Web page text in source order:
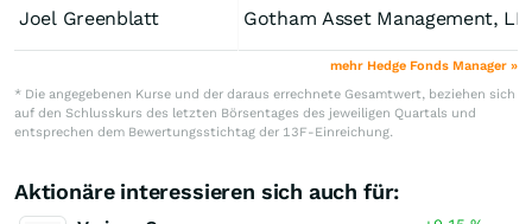
Joel Greenblatt Gotham Asset Management,
mehr Hedge Fonds Manager »
* Die angegebenen Kurse und der daraus errechnete Gesamtwert, beziehen sich
auf den Schlusskurs des letzten Börsentages des jeweiligen Quartals und
entsprechen dem Bewertungsstichtag der 13F-Einreichung.
Aktionäre interessieren sich auch für: